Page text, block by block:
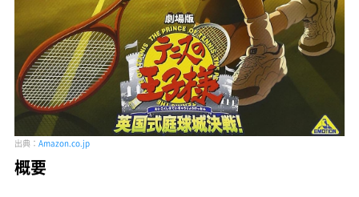
出典： Amazon.co.jp
概要